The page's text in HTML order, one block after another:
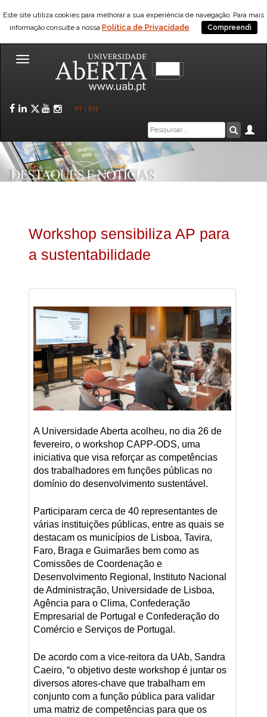
Este site utiliza cookies para melhorar a sua experiência de navegação. Para mais
informação consulte a nossa Política de Privacidade Compreendi
Toggle
Facebook
LinkedIn
Twitter
YouTube
Instagram
PT EN
Caixa
de
pesquisa
Workshop sensibiliza AP para
a sustentabilidade
A Universidade Aberta acolheu, no dia 26 de
fevereiro, o workshop CAPP-ODS, uma
iniciativa que visa reforçar as competências
dos trabalhadores em funções públicas no
domínio do desenvolvimento sustentável.
Participaram cerca de 40 representantes de
várias instituições públicas, entre as quais se
destacam os municípios de Lisboa, Tavira,
Faro, Braga e Guimarães bem como as
Comissões de Coordenação e
Desenvolvimento Regional, Instituto Nacional
de Administração, Universidade de Lisboa,
Agência para o Clima, Confederação
Empresarial de Portugal e Confederação do
Comércio e Serviços de Portugal.
De acordo com a vice-reitora da UAb, Sandra
Caeiro, “o objetivo deste workshop é juntar os
diversos atores-chave que trabalham em
conjunto com a função pública para validar
uma matriz de competências para que os